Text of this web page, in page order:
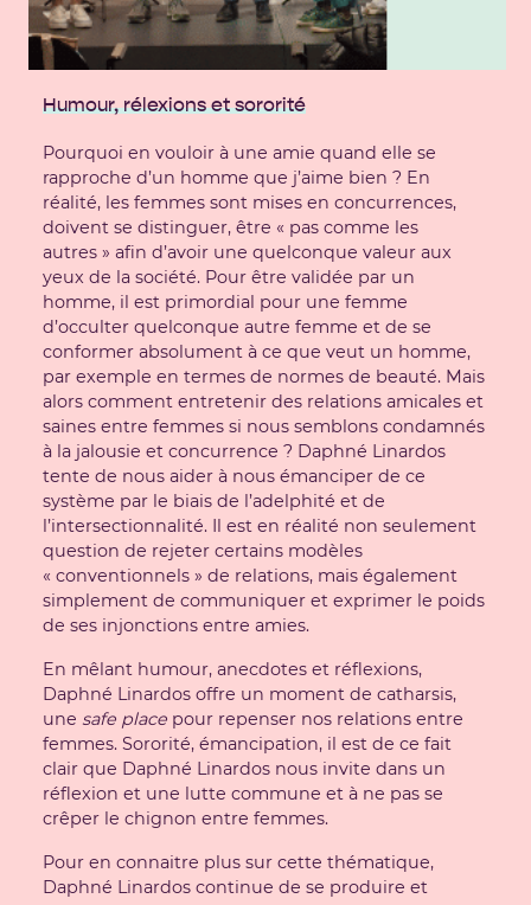
Humour, rélexions et sororité
Pourquoi en vouloir à une amie quand elle se
rapproche d’un homme que j’aime bien ? En
réalité, les femmes sont mises en concurrences,
doivent se distinguer, être « pas comme les
autres » afin d’avoir une quelconque valeur aux
yeux de la société. Pour être validée par un
homme, il est primordial pour une femme
d’occulter quelconque autre femme et de se
conformer absolument à ce que veut un homme,
par exemple en termes de normes de beauté. Mais
alors comment entretenir des relations amicales et
saines entre femmes si nous semblons condamnés
à la jalousie et concurrence ? Daphné Linardos
tente de nous aider à nous émanciper de ce
système par le biais de l’adelphité et de
l’intersectionnalité. Il est en réalité non seulement
question de rejeter certains modèles
« conventionnels » de relations, mais également
simplement de communiquer et exprimer le poids
de ses injonctions entre amies.
En mêlant humour, anecdotes et réflexions,
Daphné Linardos offre un moment de catharsis,
une safe placepour repenser nos relations entre
femmes. Sororité, émancipation, il est de ce fait
clair que Daphné Linardos nous invite dans un
réflexion et une lutte commune et à ne pas se
crêper le chignon entre femmes.
Pour en connaitre plus sur cette thématique,
Daphné Linardos continue de se produire et